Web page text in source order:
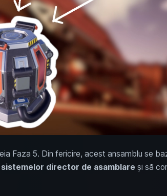
Faza 5. Din fericire, acest ansamblu se
director de asamblare și să